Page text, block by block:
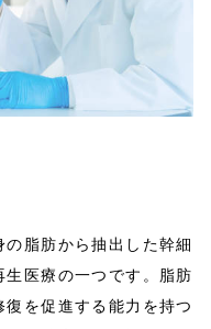
脂肪から抽出した幹細
医療の一つです。脂肪
を促進する能力を持つ